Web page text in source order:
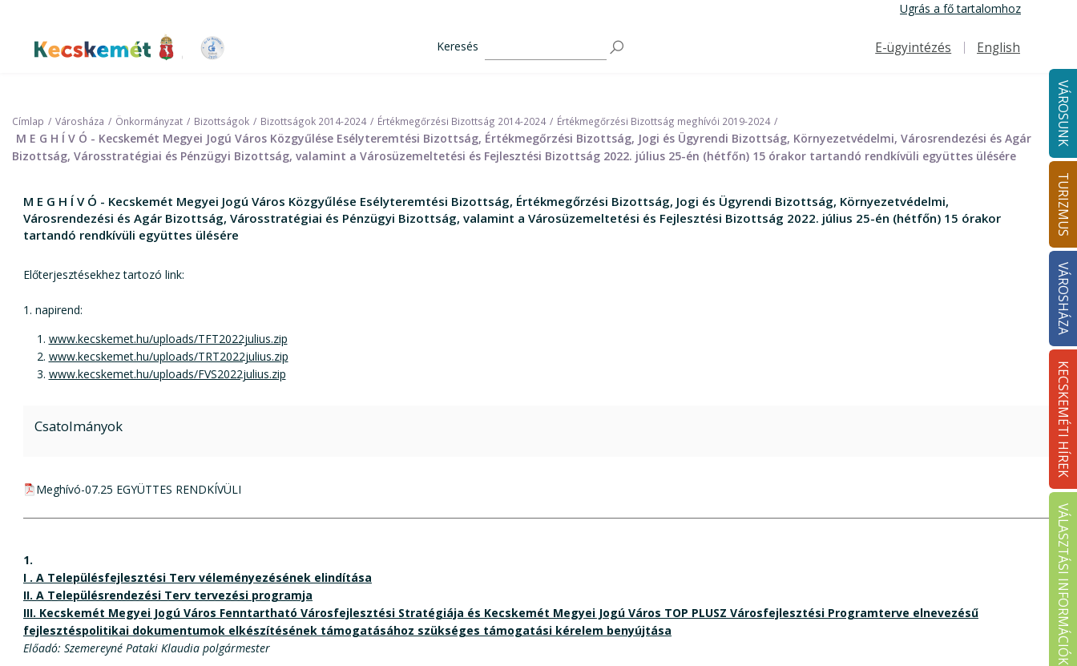
tartalomra
Ugrás a fő tartalomhoz
Kecskemét Város Honlapja
Keresés
Felső navigáció
E-ügyintézés English
VÁROSUNK
TURIZMUS
VÁROSHÁZA
KECSKEMÉTI HÍREK
VÁLASZTÁSI INFORMÁCIÓK
Címlap Városháza Önkormányzat Bizottságok Bizottságok 2014-2024 Értékmegőrzési Bizottság 2014-2024 Értékmegőrzési Bizottság meghívói 2019-2024
M E G H Í V Ó - Kecskemét Megyei Jogú Város Közgyűlése Esélyteremtési Bizottság, Értékmegőrzési Bizottság, Jogi és Ügyrendi Bizottság, Környezetvédelmi, Városrendezési és Agár
Bizottság, Városstratégiai és Pénzügyi Bizottság, valamint a Városüzemeltetési és Fejlesztési Bizottság 2022. július 25-én (hétfőn) 15 órakor tartandó rendkívüli együttes ülésére
M E G H Í V Ó - Kecskemét Megyei Jogú Város Közgyűlése Esélyteremtési Bizottság, Értékmegőrzési Bizottság, Jogi és Ügyrendi Bizottság, Környezetvédelmi,
Városrendezési és Agár Bizottság, Városstratégiai és Pénzügyi Bizottság, valamint a Városüzemeltetési és Fejlesztési Bizottság 2022. július 25-én (hétfőn) 15 órakor
tartandó rendkívüli együttes ülésére
Előterjesztésekhez tartozó link:
1. napirend:
www.kecskemet.hu/uploads/TFT2022julius.zip
www.kecskemet.hu/uploads/TRT2022julius.zip
www.kecskemet.hu/uploads/FVS2022julius.zip
Csatolmányok
pdf csatolmány:
Meghívó-07.25 EGYÜTTES RENDKÍVÜLI
1.
I . A Településfejlesztési Terv véleményezésének elindítása
II. A Településrendezési Terv tervezési programja
III. Kecskemét Megyei Jogú Város Fenntartható Városfejlesztési Stratégiája és Kecskemét Megyei Jogú Város TOP PLUSZ Városfejlesztési Programterve elnevezésű
fejlesztéspolitikai dokumentumok elkészítésének támogatásához szükséges támogatási kérelem benyújtása
Előadó: Szemereyné Pataki Klaudia polgármester